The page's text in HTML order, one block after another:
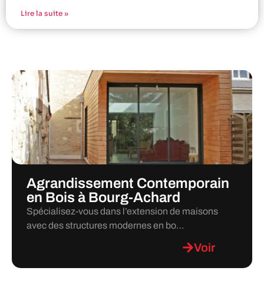
Lire la suite »
Agrandissement Contemporain
en Bois à Bourg-Achard
Spécialisez-vous dans l’extension de maisons
avec des structures modernes en bo…
Voir